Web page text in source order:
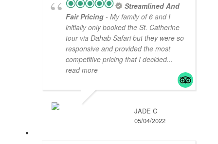
Streamlined And
Fair Pricing - My family of 6 and I
initially only booked the St. Catherine
tour via Dahab Safari but they were so
responsive and provided the most
competitive pricing that I decided...
read more
JADE C
05/04/2022